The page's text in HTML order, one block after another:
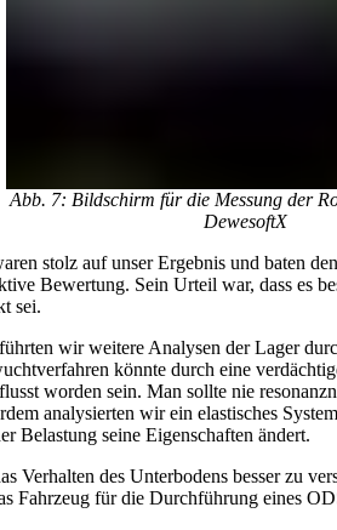
Abb. 7: Bildschirm für die Messung der
DewesoftX
stolz auf unser Ergebnis und baten
Bewertung. Sein Urteil war, dass es
sei.
wir weitere Analysen der Lager
könnte durch eine
worden sein. Man sollte nie
analysierten wir ein elastisches
Belastung seine Eigenschaften ändert.
Verhalten des Unterbodens besser zu
Fahrzeug für die Durchführung eines